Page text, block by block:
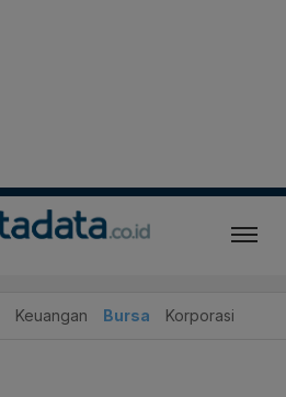
Keuangan Bursa Korporasi